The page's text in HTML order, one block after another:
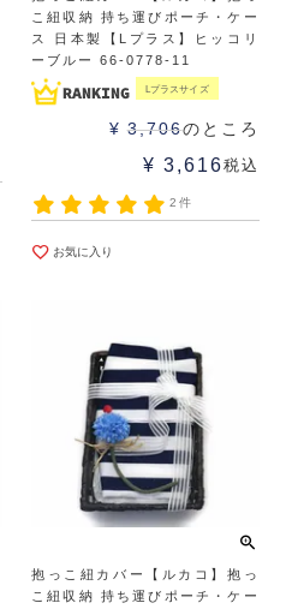
こ紐収納 持ち運びポーチ・ケー
ス 日本製【Lプラス】ヒッコリ
ーブルー 66-0778-11
Lプラスサイズ
¥ 3,706のところ
¥ 3,616税込
2件
お気に入り
抱っこ紐カバー【ルカコ】抱っ
こ紐収納 持ち運びポーチ・ケー